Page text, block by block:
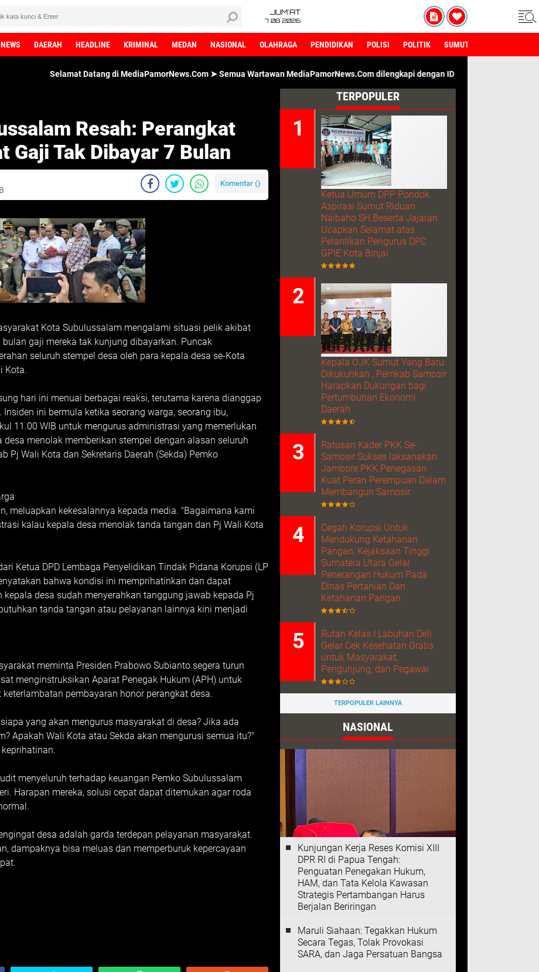
JUM'AT
7 08 2026
DAERAH HEADLINE KRIMINAL MEDAN NASIONAL OLAHRAGA PENDIDIKAN POLISI POLITIK SUMUT
Selamat Datang di MediaPamorNews.Com ➤ Semua Wartawan MediaPamorNews.Com dilengkapi dengan ID Card Wartawan. Kami Adalah
Resah: Perangkat
Gaji Tak Dibayar 7 Bulan
Komentar ()
Kota Subulussalam mengalami situasi pelik akibat
gaji mereka tak kunjung dibayarkan. Puncak
seluruh stempel desa oleh para kepala desa se-Kota
Kota.
hari ini menuai berbagai reaksi, terutama karena dianggap
ini bermula ketika seorang warga, seorang ibu,
11.00 WIB untuk mengurus administrasi yang memerlukan
desa menolak memberikan stempel dengan alasan seluruh
Pj Wali Kota dan Sekretaris Daerah (Sekda) Pemko
meluapkan kekesalannya kepada media. "Bagaimana kami
kalau kepala desa menolak tanda tangan dan Pj Wali Kota
Ketua DPD Lembaga Penyelidikan Tindak Pidana Korupsi (LP
bahwa kondisi ini memprihatinkan dan dapat
desa sudah menyerahkan tanggung jawab kepada Pj
tanda tangan atau pelayanan lainnya kini menjadi
meminta Presiden Prabowo Subianto segera turun
menginstruksikan Aparat Penegak Hukum (APH) untuk
pembayaran honor perangkat desa.
yang akan mengurus masyarakat di desa? Jika ada
Apakah Wali Kota atau Sekda akan mengurusi semua itu?"
menyeluruh terhadap keuangan Pemko Subulussalam
Harapan mereka, solusi cepat dapat ditemukan agar roda
desa adalah garda terdepan pelayanan masyarakat.
dampaknya bisa meluas dan memperburuk kepercayaan
TERPOPULER
Ketua Umum DPP Pondok
Aspirasi Sumut Riduan
Naibaho SH Beserta Jajaran
Ucapkan Selamat atas
Pelantikan Pengurus DPC
GPIE Kota Binjai
Kepala OJK Sumut Yang Baru
Dikukuhkan , Pemkab Samosir
Harapkan Dukungan bagi
Pertumbuhan Ekonomi
Daerah
Ratusan Kader PKK Se-
Samosir Sukses laksanakan
Jambore PKK.Penegasan
Kuat Peran Perempuan Dalam
Membangun Samosir.
Cegah Korupsi Untuk
Mendukung Ketahanan
Pangan, Kejaksaan Tinggi
Sumatera Utara Gelar
Penerangan Hukum Pada
Dinas Pertanian Dan
Ketahanan Pangan
Rutan Kelas I Labuhan Deli
Gelar Cek Kesehatan Gratis
untuk Masyarakat,
Pengunjung, dan Pegawai
TERPOPULER LAINNYA
NASIONAL
Kunjungan Kerja Reses Komisi XIII
DPR RI di Papua Tengah:
Penguatan Penegakan Hukum,
HAM, dan Tata Kelola Kawasan
Strategis Pertambangan Harus
Berjalan Beriringan
Maruli Siahaan: Tegakkan Hukum
Secara Tegas, Tolak Provokasi
SARA, dan Jaga Persatuan Bangsa